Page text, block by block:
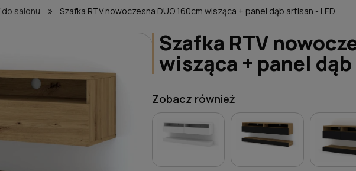
do salonu » Szafka RTV nowoczesna DUO 160cm wisząca + panel dąb artisan - LED
Szafka RTV
wisząca + panel
Zobacz również